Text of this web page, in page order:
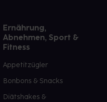
Ernährung,
Abnehmen, Sport &
Fitness
Appetitzügler
Bonbons & Snacks
Diätshakes &